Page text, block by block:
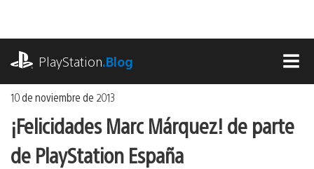
contenido
PlayStation.Blog
10 de noviembre de 2013
¡Felicidades Marc Márquez! de parte
de PlayStation España